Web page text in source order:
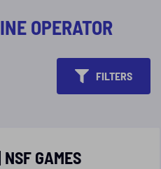
OPERATOR
FILTERS
GAMES